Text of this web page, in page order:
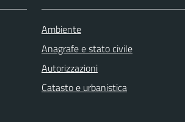
Ambiente
Anagrafe e stato civile
Autorizzazioni
Catasto e urbanistica